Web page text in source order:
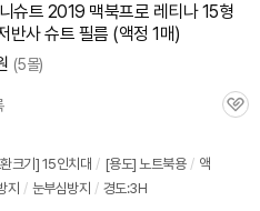
슈트 2019 맥북프로 레티나 15형
반사 슈트 필름 (액정 1매)
(5몰)
관
크기] 15인치 대 / [용도] 노트북용 / 액
지 / 눈부심방지 / 경도:3H